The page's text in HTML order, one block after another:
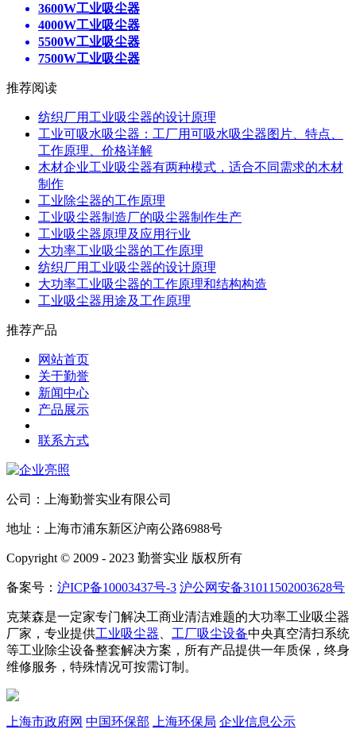
3600W工业吸尘器
4000W工业吸尘器
5500W工业吸尘器
7500W工业吸尘器
推荐阅读
纺织厂用工业吸尘器的设计原理
工业可吸水吸尘器：工厂用可吸水吸尘器图片、特点、
工作原理、价格详解
木材企业工业吸尘器有两种模式，适合不同需求的木材
制作
工业除尘器的工作原理
工业吸尘器制造厂的吸尘器制作生产
工业吸尘器原理及应用行业
大功率工业吸尘器的工作原理
纺织厂用工业吸尘器的设计原理
大功率工业吸尘器的工作原理和结构构造
工业吸尘器用途及工作原理
推荐产品
网站首页
关于勤誉
新闻中心
产品展示
联系方式
公司：上海勤誉实业有限公司
地址：上海市浦东新区沪南公路6988号
Copyright © 2009 - 2023 勤誉实业 版权所有
备案号： 沪ICP备10003437号-3 沪公网安备31011502003628号
克莱森是一定家专门解决工商业清洁难题的大功率工业吸尘器
厂家，专业提供工业吸尘器 工厂吸尘设备中央真空清扫系统
等工业除尘设备整套解决方案，所有产品提供一年质保，终身
维修服务，特殊情况可按需订制。
上海市政府网 中国环保部 上海环保局 企业信息公示